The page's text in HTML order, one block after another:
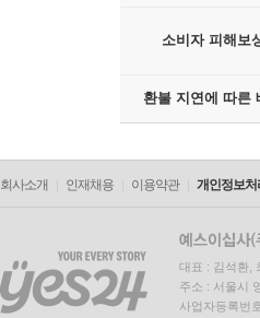
소비자 피해보
환불 지연에 따른
회사소개 인재채용 이용약관 개인정보처
대표 : 김석환,
주소 : 서울시
사업자등록번